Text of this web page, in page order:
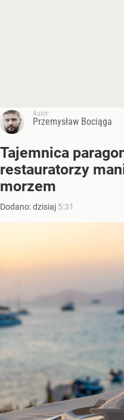
Autor:
Przemysław Bociąga
Tajemnica
restauratorzy
morzem
Dodano:dzisiaj 5:31